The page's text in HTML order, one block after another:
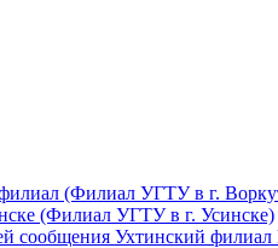
(Филиал УГТУ в г.
(Филиал УГТУ в г. Усинске)
Ухтинский филиал